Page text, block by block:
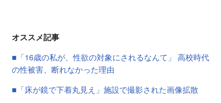
オススメ記事
■「16歳の私が、性欲の対象にされるなんて」 高校時代
の性被害、断れなかった理由
■「床が鏡で下着丸見え」施設で撮影された画像拡散